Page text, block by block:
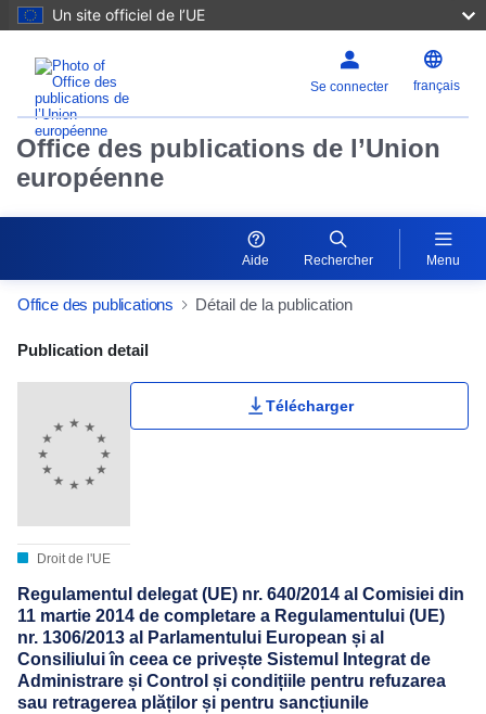
Un site officiel de l’UE
Se connecter français
Office des publications de l’Union
européenne
Aide Rechercher Menu
Office des publications Détail de la publication
Publication Detail Actions Portlet
Publication detail
Droit de l'UE
Télécharger
Regulamentul delegat (UE) nr. 640/2014 al Comisiei din
11 martie 2014 de completare a Regulamentului (UE)
nr. 1306/2013 al Parlamentului European și al
Consiliului în ceea ce privește Sistemul Integrat de
Administrare și Control și condițiile pentru refuzarea
sau retragerea plăților și pentru sancțiunile